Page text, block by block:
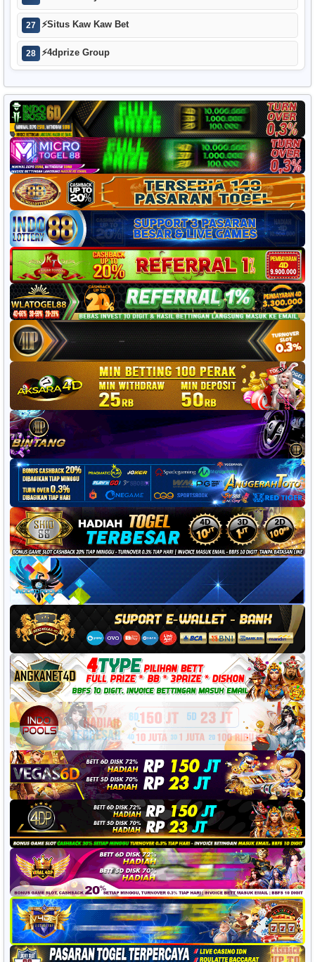
27 ⚡Situs Kaw Kaw Bet
28 ⚡4dprize Group